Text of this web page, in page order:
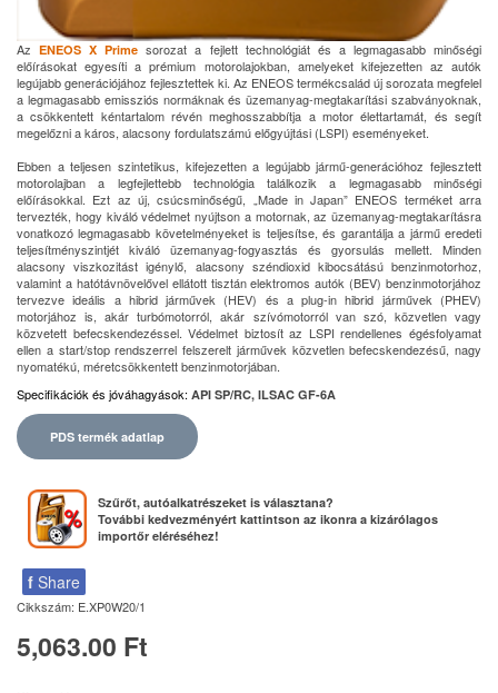
AzENEOS X Prime sorozat a fejlett technológiát és a legmagasabb minőségi
előírásokat egyesíti a prémium motorolajokban, amelyeket kifejezetten az autók
legújabb generációjához fejlesztettek ki. Az ENEOS termékcsalád új sorozata megfelel
a legmagasabb emissziós normáknak és üzemanyag-megtakarítási szabványoknak,
a csökkentett kéntartalom révén meghosszabbítja a motor élettartamát, és segít
megelőzni a káros, alacsony fordulatszámú előgyújtási (LSPI) eseményeket.
Ebben a teljesen szintetikus, kifejezetten a legújabb jármű-generációhoz fejlesztett
motorolajban a legfejlettebb technológia találkozik a legmagasabb minőségi
előírásokkal. Ezt az új, csúcsminőségű, „Made in Japan” ENEOS terméket arra
tervezték, hogy kiváló védelmet nyújtson a motornak, az üzemanyag-megtakarításra
vonatkozó legmagasabb követelményeket is teljesítse, és garantálja a jármű eredeti
teljesítményszintjét kiváló üzemanyag-fogyasztás és gyorsulás mellett. Minden
alacsony viszkozitást igénylő, alacsony széndioxid kibocsátású benzinmotorhoz,
valamint a hatótávnövelővel ellátott tisztán elektromos autók (BEV) benzinmotorjához
tervezve ideális a hibrid járművek (HEV) és a plug-in hibrid járművek (PHEV)
motorjához is, akár turbómotorról, akár szívómotorról van szó, közvetlen vagy
közvetett befecskendezéssel. Védelmet biztosít az LSPI rendellenes égésfolyamat
ellen a start/stop rendszerrel felszerelt járművek közvetlen befecskendezésű, nagy
nyomatékú, méretcsökkentett benzinmotorjában.
Specifikációk és jóváhagyások: API SP/RC, ILSAC GF-6A
PDS termék adatlap
Szűrőt, autóalkatrészeket is választana?
További kedvezményért kattintson az ikonra a kizárólagos
importőr eléréséhez!
f Share
Cikkszám: E.XP0W20/1
5,063.00 Ft